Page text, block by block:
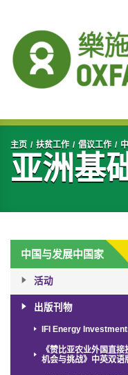
开始主要内容
主页 扶贫工作 倡议工作
亚洲基
中国与发展中国家
活动
出版刊物
IFI Energy
《赞比亚农业外国直
机会与挑战》中英双语